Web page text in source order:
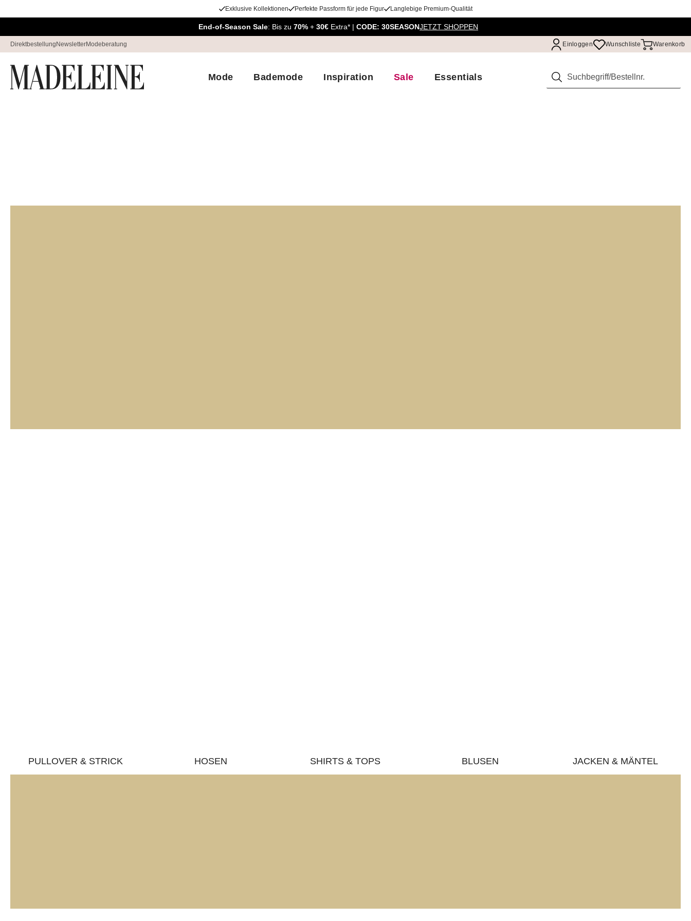
Exklusive Kollektionen Perfekte Passform für jede Figur Langlebige Premium-Qualität
End-of-Season Sale: Bis zu 70% + 30€ Extra* | CODE: 30SEASONJETZT SHOPPEN
Direktbestellung NewsletterModeberatung Einloggen Wunschliste Warenkorb
Mode Bademode Inspiration Sale Essentials Suchen
PULLOVER & STRICK HOSEN SHIRTS & TOPS BLUSEN JACKEN & MÄNTEL